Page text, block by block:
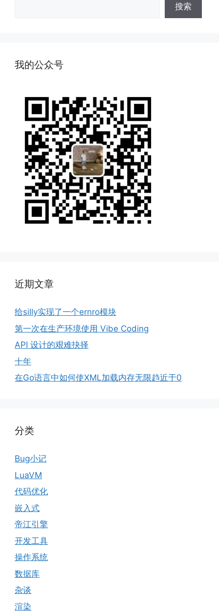
搜索
我的公众号
近期文章
给silly实现了一个ernro模块
第一次在生产环境使用 Vibe Coding
API 设计的艰难抉择
十年
在Go语言中如何使XML加载内存无限趋近于0
分类
Bug小记
LuaVM
代码优化
嵌入式
帝江引擎
开发工具
操作系统
数据库
杂谈
渲染